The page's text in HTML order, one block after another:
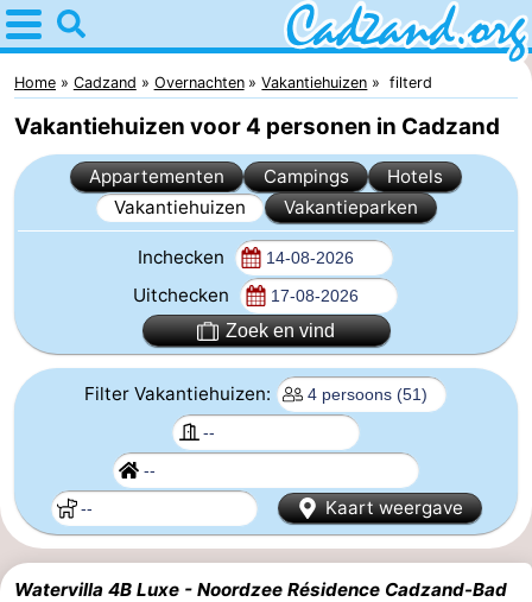
Home
Cadzand
Tips
Voor
Appartementen
Campings
Hotels
Vakantiehuizen
-
Bad
-
Home Cadzand Overnachten Vakantiehuizen filterd
Vakantiehuizen voor 4 personen in Cadzand
Appartementen Campings
Hotels
Vakantiehuizen
Vakantieparken
Inchecken
Uitchecken
Zoek en vind
Filter Vakantiehuizen:
Kaart weergave
Watervilla 4B Luxe - Noordzee Résidence Cadzand-Bad